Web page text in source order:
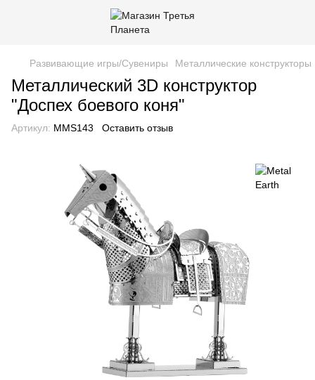
Развивающие игры/Сувениры Металлические
Металлический 3D конструктор
"Доспех боевого коня"
Артикул: MMS143 Оставить отзыв